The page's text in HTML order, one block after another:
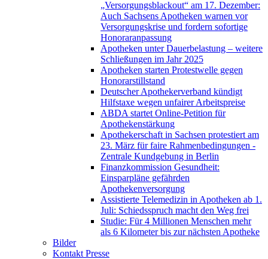
„Versorgungsblackout“ am 17. Dezember:
Auch Sachsens Apotheken warnen vor
Versorgungskrise und fordern sofortige
Honoraranpassung
Apotheken unter Dauerbelastung – weitere
Schließungen im Jahr 2025
Apotheken starten Protestwelle gegen
Honorarstillstand
Deutscher Apothekerverband kündigt
Hilfstaxe wegen unfairer Arbeitspreise
ABDA startet Online-Petition für
Apothekenstärkung
Apothekerschaft in Sachsen protestiert am
23. März für faire Rahmenbedingungen -
Zentrale Kundgebung in Berlin
Finanzkommission Gesundheit:
Einsparpläne gefährden
Apothekenversorgung
Assistierte Telemedizin in Apotheken ab 1.
Juli: Schiedsspruch macht den Weg frei
Studie: Für 4 Millionen Menschen mehr
als 6 Kilometer bis zur nächsten Apotheke
Bilder
Kontakt Presse